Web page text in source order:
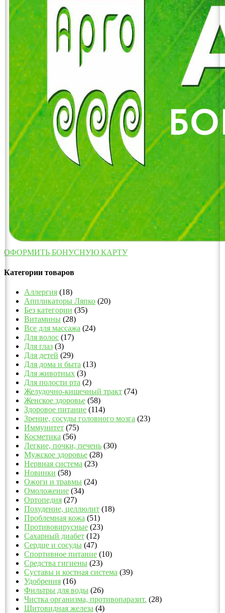
ОФОРМИТЬ БОНУСНУЮ КАРТУ
Категории товаров
Аллергия (18)
Аппликаторы Ляпко (20)
Без категории (35)
Витамины (28)
Все для массажа (24)
Для волос (17)
Для глаз (3)
Для детей (29)
Для дома и быта (13)
Для животных (3)
Для полости рта (2)
Желудочно-кишечный тракт (74)
Женское здоровье (58)
Здоровое питание (114)
Зрение, сосуды головного мозга (23)
Иммунитет (75)
Косметика (56)
Легкие, почки, печень (30)
Мужское здоровье (28)
Нервная система (23)
Новинки (58)
Ожоги и травмы (24)
Омоложение (34)
Ортопедия (27)
Похудение, целлюлит (18)
Проблемная кожа (51)
Противовирусные (23)
Сахарный диабет (12)
Сердце и сосуды (47)
Спортивное питание (10)
Средства гигиены (23)
Суставы и костная система (39)
Удобрения (16)
Фильтры для воды (26)
Чистка организма, противопаразит. (28)
Щитовидная железа (4)